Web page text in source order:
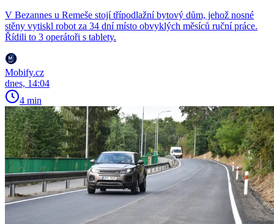
V Bezannes u Remeše stojí třípodlažní bytový dům, jehož nosné
stěny vytiskl robot za 34 dní místo obvyklých měsíců ruční práce.
Řídili to 3 operátoři s tablety.
Mobify.cz
dnes, 14:04
4 min